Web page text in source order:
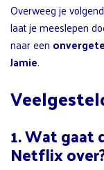
Overweeg je
laat je meeslepen
naar een
Jamie.
1. Wat gaat
Netflix